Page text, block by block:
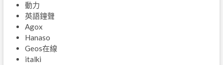
動力
英語鐘聲
Agox
Hanaso
Geos在線
italki